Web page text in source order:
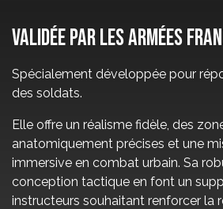
validée par les armées
Spécialement développée pour
des soldats.
Elle offre un réalisme fidèle, des
anatomiquement précises et une
immersive en combat urbain. Sa
conception tactique en font un
instructeurs souhaitant renforcer la